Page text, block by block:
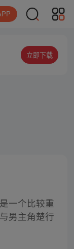
立即下载
一个比较重
男主角楚行